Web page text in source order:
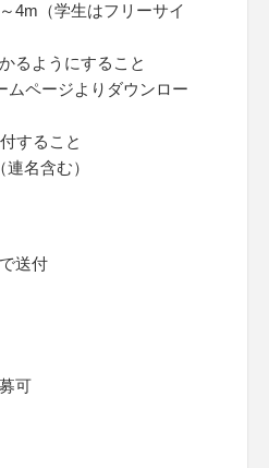
4m（学生はフリーサイ
るようにすること
ムページよりダウンロー
すること
名含む）
送付
可